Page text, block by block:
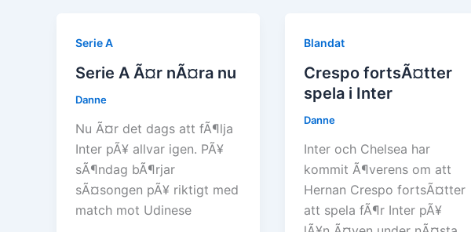
Serie A
Serie A Ã¤r nÃ¤ra nu
Danne
Nu Ã¤r det dags att fÃ¶lja
Inter pÃ¥ allvar igen. PÃ¥
sÃ¶ndag bÃ¶rjar
sÃ¤songen pÃ¥ riktigt med
match mot Udinese
Blandat
Crespo fortsÃ¤tter
spela i Inter
Danne
Inter och Chelsea har
kommit Ã¶verens om att
Hernan Crespo fortsÃ¤tter
att spela fÃ¶r Inter pÃ¥